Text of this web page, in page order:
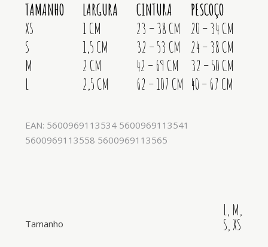
TAMANHO LARGURA CINTURA
PESCOÇO
XS
1 CM 23 – 38 CM
20 – 34 CM
S
1,5 CM 32 – 53 CM
24 – 38 CM
M
2 CM 42 – 69 CM
32 – 50 CM
L
2,5 CM 62 – 107 CM 40 – 67 CM
EAN: 5600969113534 5600969113541
5600969113558 5600969113565
Tamanho
L, M,
S, XS